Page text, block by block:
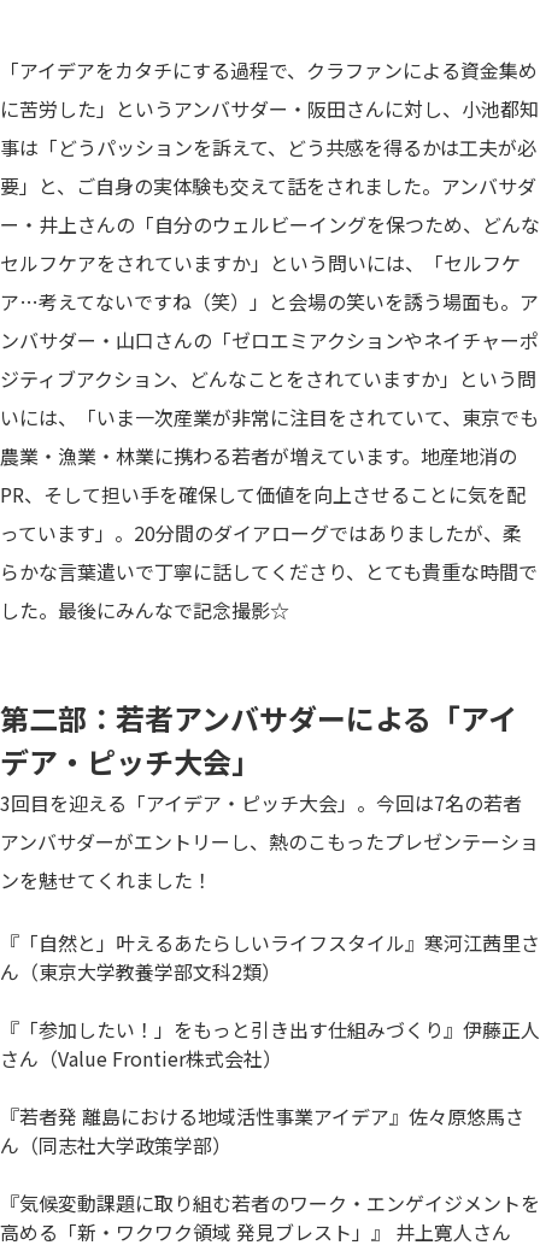
「アイデアをカタチにする過程で、クラファンによる資金集め
に苦労した」というアンバサダー・阪田さんに対し、小池都知
事は「どうパッションを訴えて、どう共感を得るかは工夫が必
要」と、ご自身の実体験も交えて話をされました。アンバサダ
ー・井上さんの「自分のウェルビーイングを保つため、どんな
セルフケアをされていますか」という問いには、「セルフケ
ア…考えてないですね（笑）」と会場の笑いを誘う場面も。ア
ンバサダー・山口さんの「ゼロエミアクションやネイチャーポ
ジティブアクション、どんなことをされていますか」という問
いには、「いま一次産業が非常に注目をされていて、東京でも
農業・漁業・林業に携わる若者が増えています。地産地消の
PR、そして担い手を確保して価値を向上させることに気を配
っています」。20分間のダイアローグではありましたが、柔
らかな言葉遣いで丁寧に話してくださり、とても貴重な時間で
した。最後にみんなで記念撮影☆
第二部：若者アンバサダーによる「アイ
デア・ピッチ大会」
3回目を迎える「アイデア・ピッチ大会」。今回は7名の若者
アンバサダーがエントリーし、熱のこもったプレゼンテーショ
ンを魅せてくれました！
『「自然と」叶えるあたらしいライフスタイル』寒河江茜里さ
ん（東京大学教養学部文科2類）
『「参加したい！」をもっと引き出す仕組みづくり』伊藤正人
さん（Value Frontier株式会社）
『若者発 離島における地域活性事業アイデア』佐々原悠馬さ
ん（同志社大学政策学部）
『気候変動課題に取り組む若者のワーク・エンゲイジメントを
高める「新・ワクワク領域 発見ブレスト」』 井上寛人さん